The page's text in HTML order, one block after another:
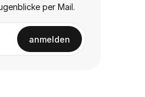
per Mail.
anmelden